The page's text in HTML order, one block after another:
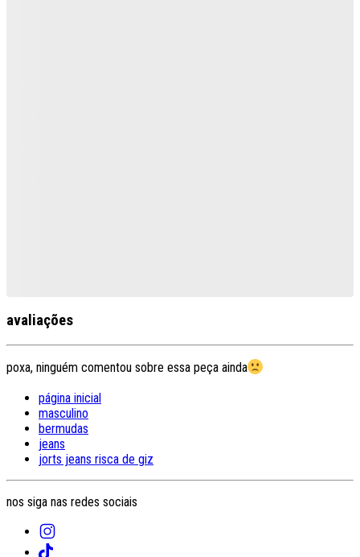
avaliações
poxa, ninguém comentou sobre essa peça ainda
página inicial
masculino
bermudas
jeans
jorts jeans risca de giz
nos siga nas redes sociais